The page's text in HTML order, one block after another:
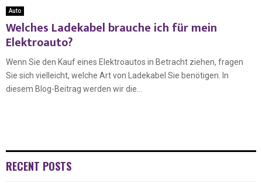
Auto
Welches Ladekabel brauche ich für mein
Elektroauto?
Wenn Sie den Kauf eines Elektroautos in Betracht ziehen, fragen
Sie sich vielleicht, welche Art von Ladekabel Sie benötigen. In
diesem Blog-Beitrag werden wir die...
RECENT POSTS